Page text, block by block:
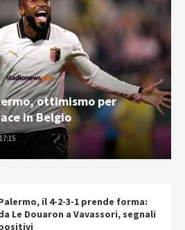
ottimismo per
in Belgio
il 4-2-3-1 prende forma:
Le Douaron a Vavassori, segnali